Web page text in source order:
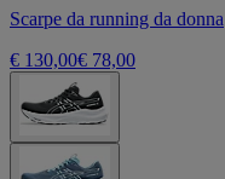
Scarpe da running da donna
€ 130,00€ 78,00